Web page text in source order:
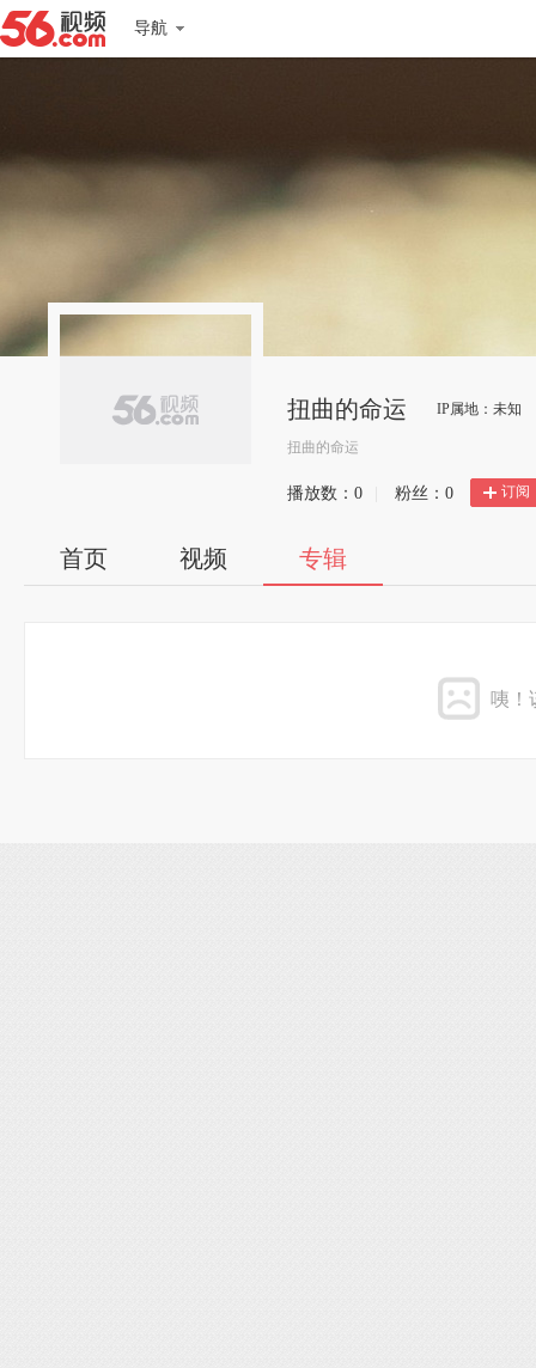
导航
扭曲的命运 IP属地：未知
扭曲的命运
播放数： 0 粉丝： 0 订阅
首页 视频 专辑
咦！